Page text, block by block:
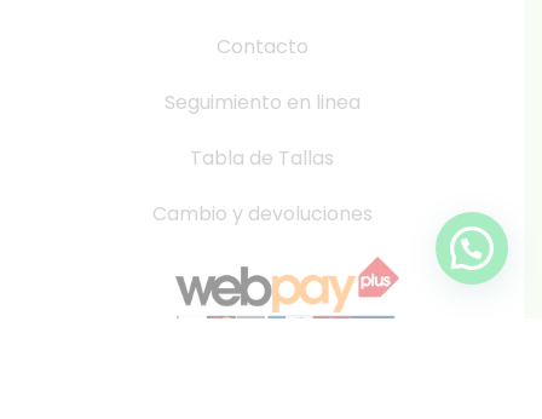
Contacto
Seguimiento en linea
Tabla de Tallas
Cambio y devoluciones